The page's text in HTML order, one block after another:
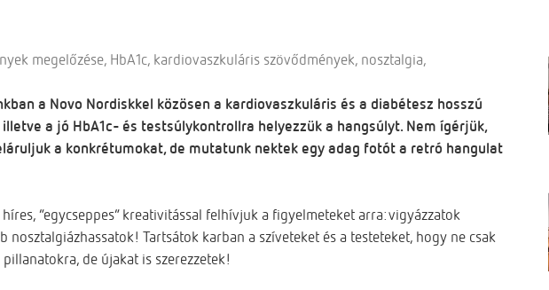
megelőzése, HbA1c, kardiovaszkuláris szövődmények, nosztalgia,
a Novo Nordiskkel közösen a kardiovaszkuláris és a diabétesz hosszú
a jó HbA1c- és testsúlykontrollra helyezzük a hangsúlyt. Nem ígérjük,
a konkrétumokat, de mutatunk nektek egy adag fotót a retró hangulat
“egycseppes” kreativitással felhívjuk a figyelmeteket arra: vigyázzatok
nosztalgiázhassatok! Tartsátok karban a szíveteket és a testeteket, hogy ne csak
de újakat is szerezzetek!